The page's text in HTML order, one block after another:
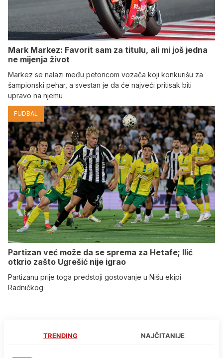
Mark Markez: Favorit sam za titulu, ali mi još jedna
ne mijenja život
Markez se nalazi među petoricom vozača koji konkurišu za
šampionski pehar, a svestan je da će najveći pritisak biti
upravo na njemu
FUDBAL
Partizan već može da se sprema za Hetafe; Ilić
otkrio zašto Ugrešić nije igrao
Partizanu prije toga predstoji gostovanje u Nišu ekipi
Radničkog
TRENDING NAJČITANIJE